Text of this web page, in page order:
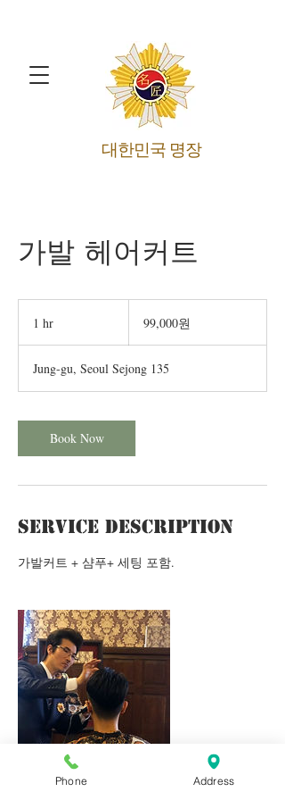
​대한민국 명장
가발 헤어커트
1 hr 99,000원
Jung-gu, Seoul Sejong 135
Book Now
Service Description
가발커트 + 샴푸+ 세팅 포함.
Phone Address